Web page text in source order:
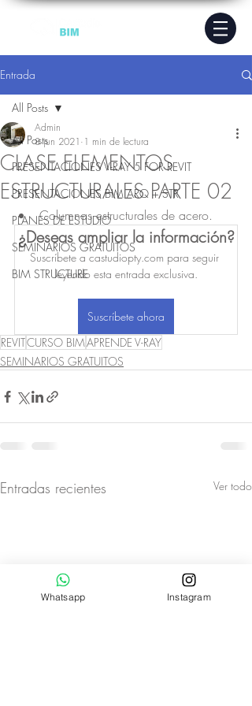
Entrada
All Posts
PRESENTACIONES V-RAY 5 FOR REVIT
PRESENTACIONES BIM ARQ + STR
PLANES DE ESTUDIO
SEMINARIOS GRATUITOS
BIM STRUCTURE
All Posts
CLASE ELEMENTOS
ESTRUCTURALES PARTE 02
Admin
8 jun 2021 1 min de lectura
Columnas estructurales de acero.
¿Deseas ampliar la información?
Suscríbete a castudiopty.com para seguir
leyendo esta entrada exclusiva.
Suscríbete ahora
REVITCURSO BIMAPRENDE V-RAY
SEMINARIOS GRATUITOS
Entradas recientes Ver todo
Whatsapp Instagram